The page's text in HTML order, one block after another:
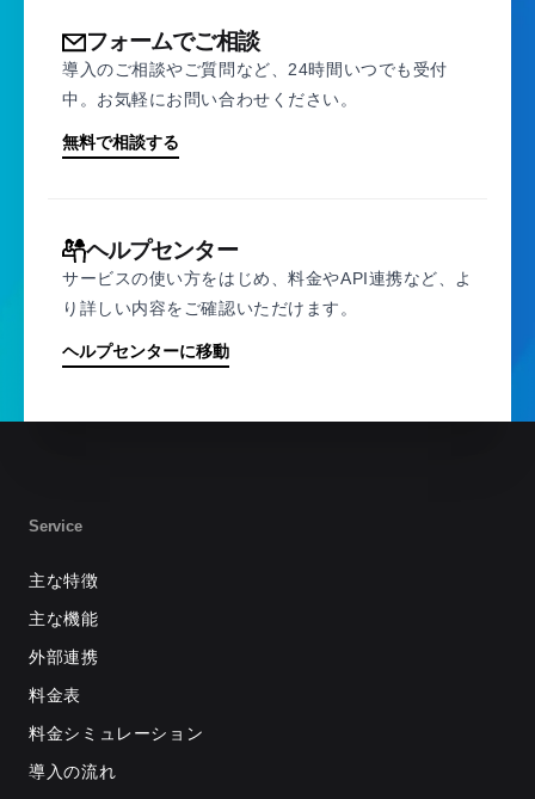
フォームでご相談
導入のご相談やご質問など、24時間いつでも受付
中。お気軽にお問い合わせください。
無料で相談する
ヘルプセンター
サービスの使い方をはじめ、料金やAPI連携など、よ
り詳しい内容をご確認いただけます。
ヘルプセンターに移動
Service
主な特徴
主な機能
外部連携
料金表
料金シミュレーション
導入の流れ